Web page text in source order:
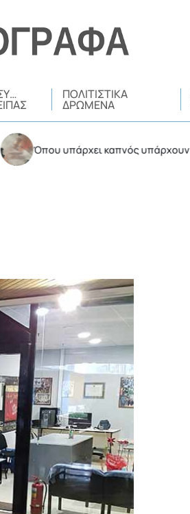
ΠΟΛΙΤΙΣΤΙΚΆ
ΔΡΏΜΕΝΑ
Όπου υπάρχει καπνός υπάρχουν και…